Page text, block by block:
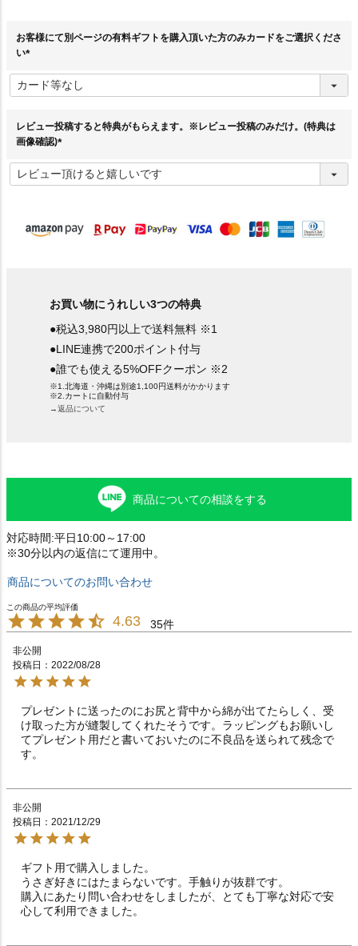
お客様にて別ページの有料ギフトを購入頂いた方のみカードをご選択くださ
い
必
須
レビュー投稿すると特典がもらえます。※レビュー投稿のみだけ。(特典は
画像確認)
必
須
お買い物にうれしい3つの特典
●税込3,980円以上で送料無料 ※1
●LINE連携で200ポイント付与
●誰でも使える5%OFFクーポン ※2
※1.北海道・沖縄は別途1,100円送料がかかります
※2.カートに自動付与
→返品について
商品についての相談をする
対応時間:平日10:00～17:00
※30分以内の返信にて運用中。
商品についてのお問い合わせ
4.63 35
非公開
投稿日
2022/08/28
プレゼントに送ったのにお尻と背中から綿が出てたらしく、受
け取った方が縫製してくれたそうです。ラッピングもお願いし
てプレゼント用だと書いておいたのに不良品を送られて残念で
す。
非公開
投稿日
2021/12/29
ギフト用で購入しました。
うさぎ好きにはたまらないです。手触りが抜群です。
購入にあたり問い合わせをしましたが、とても丁寧な対応で安
心して利用できました。